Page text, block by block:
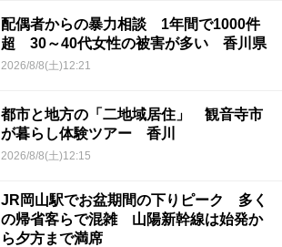
配偶者からの暴力相談 1年間で1000件
超 30～40代女性の被害が多い 香川県
2026/8/8(土)12:21
都市と地方の「二地域居住」 観音寺市
が暮らし体験ツアー 香川
2026/8/8(土)12:15
JR岡山駅でお盆期間の下りピーク 多く
の帰省客らで混雑 山陽新幹線は始発か
ら夕方まで満席